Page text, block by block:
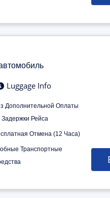
Luggage Info
Дополнительной Оплаты
Задержки Рейса
Отмена (12 Часа)
Транспортные